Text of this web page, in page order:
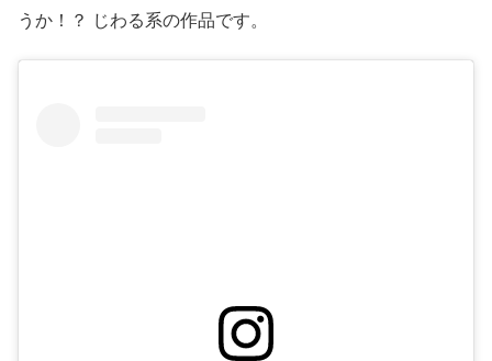
うか！？ じわる系の作品です。